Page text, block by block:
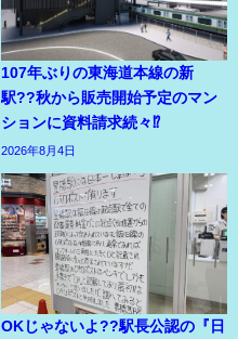
107年ぶりの東海道本線の新
駅??秋から販売開始予定のマン
ションに資料請求続々⁉
2026年8月4日
OKじゃないよ??駅長公認の『日